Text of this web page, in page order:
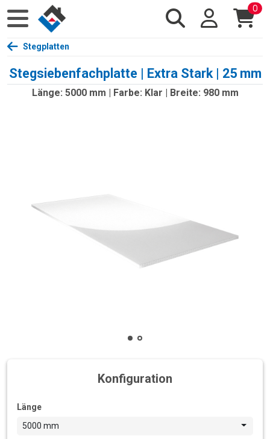
0
Stegplatten
Stegsiebenfachplatte | Extra Stark | 25 mm
Länge: 5000 mm | Farbe: Klar | Breite: 980 mm
Konfiguration
Länge
5000 mm